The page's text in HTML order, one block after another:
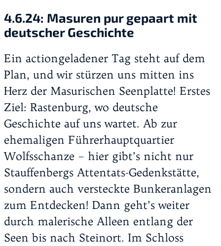
4.6.24: Masuren pur gepaart mit
deutscher Geschichte
Ein actiongeladener Tag steht auf dem
Plan, und wir stürzen uns mitten ins
Herz der Masurischen Seenplatte! Erstes
Ziel: Rastenburg, wo deutsche
Geschichte auf uns wartet. Ab zur
ehemaligen Führerhauptquartier
Wolfsschanze – hier gibt’s nicht nur
Stauffenbergs Attentats-Gedenkstätte,
sondern auch versteckte Bunkeranlagen
zum Entdecken! Dann geht’s weiter
durch malerische Alleen entlang der
Seen bis nach Steinort. Im Schloss